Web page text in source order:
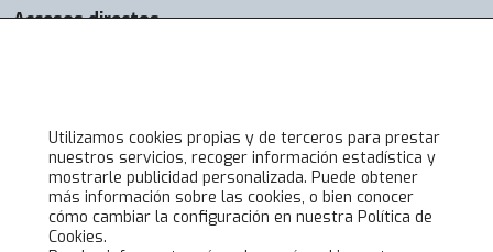
Accesos directos
Alta online
Lo último en COIIAR
Noticias
Utilizamos cookies propias y de terceros para prestar
nuestros servicios, recoger información estadística y
mostrarle publicidad personalizada. Puede obtener
más información sobre las cookies, o bien conocer
cómo cambiar la configuración en nuestra Política de
Cookies.